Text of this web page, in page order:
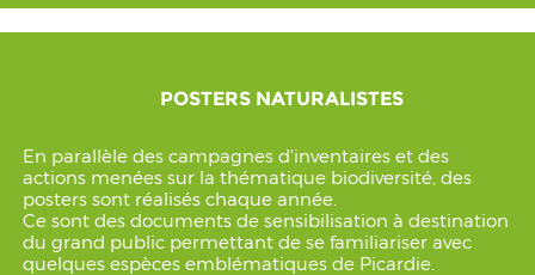
POSTERS NATURALISTES
En parallèle des campagnes d'inventaires et des
actions menées sur la thématique biodiversité, des
posters sont réalisés chaque année.
Ce sont des documents de sensibilisation à destination
du grand public permettant de se familiariser avec
quelques espèces emblématiques de Picardie.